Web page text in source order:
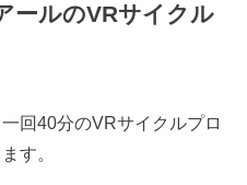
ールのVRサイクル
回40分のVRサイクルプロ
す。